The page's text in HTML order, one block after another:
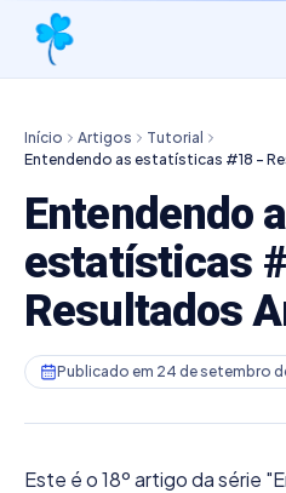
Início Artigos
Tutorial
Entendendo as estatísticas #18 -
Entendendo
estatísticas
Resultados
Publicado em 24 de setembro
Este é o 18º artigo da série